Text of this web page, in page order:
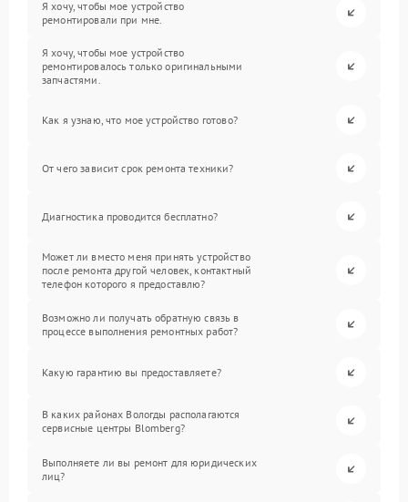
Я хочу, чтобы мое устройство
ремонтировали при мне.
Я хочу, чтобы мое устройство
ремонтировалось только оригинальными
запчастями.
Как я узнаю, что мое устройство готово?
От чего зависит срок ремонта техники?
Диагностика проводится бесплатно?
Может ли вместо меня принять устройство
после ремонта другой человек, контактный
телефон которого я предоставлю?
Возможно ли получать обратную связь в
процессе выполнения ремонтных работ?
Какую гарантию вы предоставляете?
В каких районах Вологды располагаются
сервисные центры Blomberg?
Выполняете ли вы ремонт для юридических
лиц?